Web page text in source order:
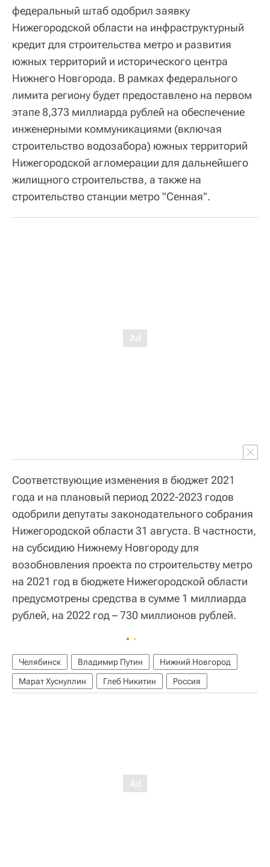
федеральный штаб одобрил заявку
Нижегородской области на инфраструктурный
кредит для строительства метро и развития
южных территорий и исторического центра
Нижнего Новгорода. В рамках федерального
лимита региону будет предоставлено на первом
этапе 8,373 миллиарда рублей на обеспечение
инженерными коммуникациями (включая
строительство водозабора) южных территорий
Нижегородской агломерации для дальнейшего
жилищного строительства, а также на
строительство станции метро "Сенная".
Соответствующие изменения в бюджет 2021
года и на плановый период 2022-2023 годов
одобрили депутаты законодательного собрания
Нижегородской области 31 августа. В частности,
на субсидию Нижнему Новгороду для
возобновления проекта по строительству метро
на 2021 год в бюджете Нижегородской области
предусмотрены средства в сумме 1 миллиарда
рублей, на 2022 год – 730 миллионов рублей.
Челябинск Владимир Путин
Нижний Новгород
Марат Хуснуллин
Глеб Никитин Россия